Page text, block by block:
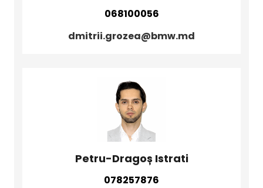
068100056
dmitrii.grozea@bmw.md
Petru-Dragoș Istrati
078257876